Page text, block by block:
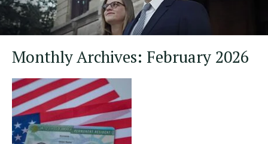
Monthly Archives: February 2026